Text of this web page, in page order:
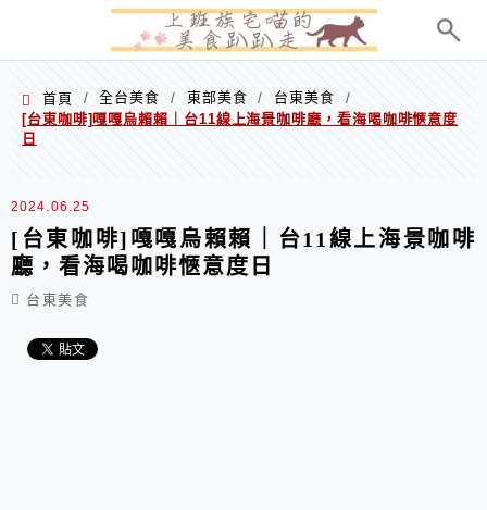
首頁 / 全台美食 / 東部美食 / 台東美食
/
[台東咖啡]嘎嘎烏賴賴｜台11線上海景咖啡廳，看海喝咖啡愜意度
日
2024.06.25
[台東咖啡]嘎嘎烏賴賴｜台11線上海景咖啡
廳，看海喝咖啡愜意度日
台東美食